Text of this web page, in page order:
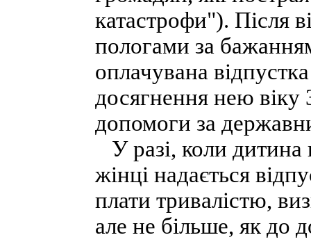
катастрофи"). Після
пологами за
оплачувана
досягнення нею віку
допомоги за
У разі, коли дитина
жінці надається
плати тривалістю,
але не більше, як до